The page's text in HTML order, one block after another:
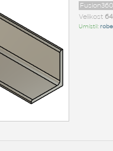
Fusion360
Velikost
Umístil: